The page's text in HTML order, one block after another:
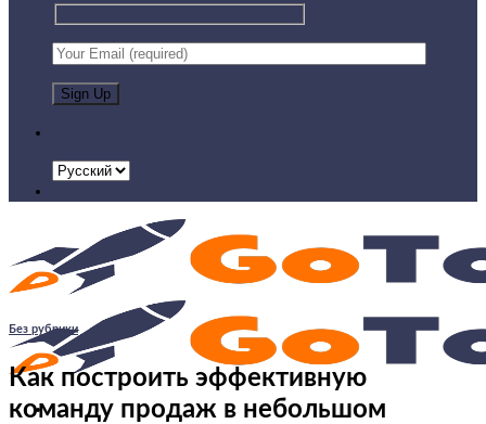
Без рубрики
Как построить эффективную
команду продаж в небольшом